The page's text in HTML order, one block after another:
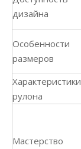
дизайна
Особенности
размеров
Характеристики
рулона
Мастерство